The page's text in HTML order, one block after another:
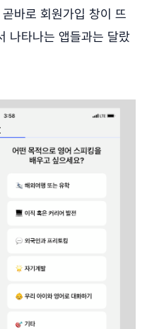
바로 회원가입 창이 뜨
나타나는 앱들과는 달랐